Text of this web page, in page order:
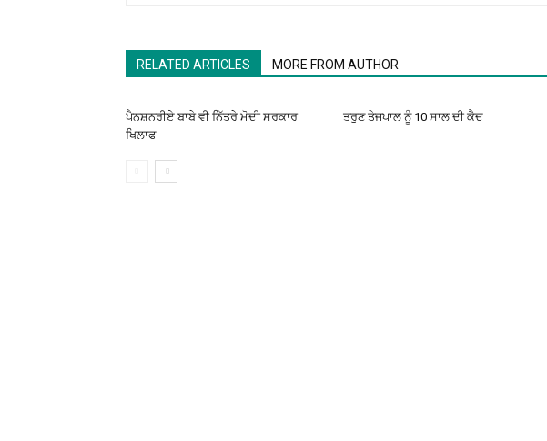
RELATED ARTICLES MORE FROM AUTHOR
ਪੈਨਸ਼ਨਰੀਏ ਬਾਬੇ ਵੀ ਨਿੱਤਰੇ ਮੋਦੀ ਸਰਕਾਰ
ਖਿਲਾਫ
ਤਰੁਣ ਤੇਜਪਾਲ ਨੂੰ 10 ਸਾਲ ਦੀ ਕੈਦ